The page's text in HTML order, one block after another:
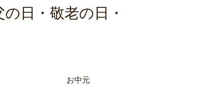
日・敬老の日・
お中元